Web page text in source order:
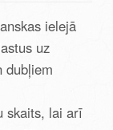
ielejā
uz
dubļiem
skaits, lai arī